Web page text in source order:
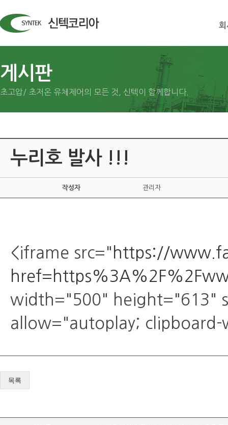
회
게시판
초고압/ 초저온 유체제어의 모든 것, 신텍이 함께합니다.
누리호 발사 !!!
작성자 관리자
<iframe src=" https://
width="500" height="613"
allow="autoplay;
목록